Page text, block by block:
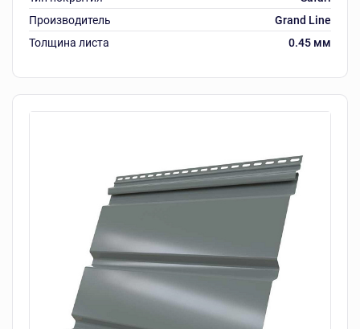
Производитель
Grand Line
Толщина листа
0.45 мм